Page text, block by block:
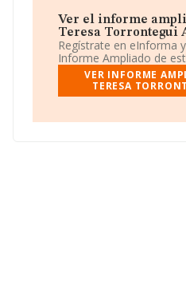
de empresas.
Ver el informe
Teresa Torrontegui
Regístrate en eInforma
Informe Ampliado de
VER INFORME
TERESA